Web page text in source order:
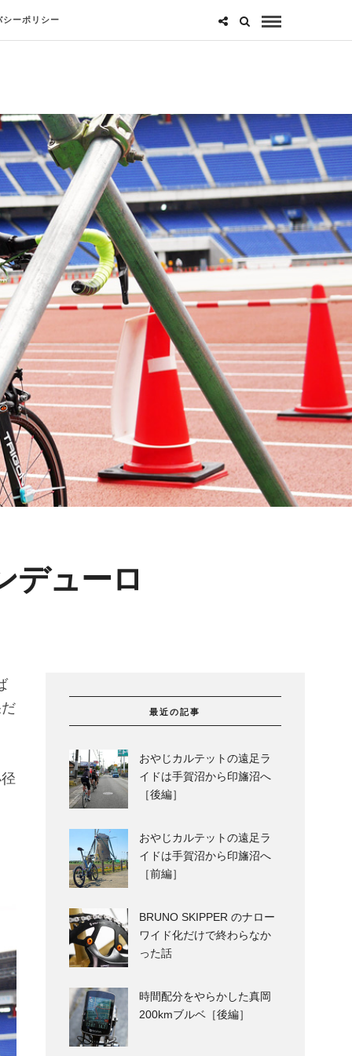
シーポリシー
デューロ
最近の記事
おやじカルテットの遠足ラ
イドは手賀沼から印旛沼へ
［後編］
おやじカルテットの遠足ラ
イドは手賀沼から印旛沼へ
［前編］
BRUNO SKIPPER のナロー
ワイド化だけで終わらなか
った話
時間配分をやらかした真岡
200kmブルベ［後編］